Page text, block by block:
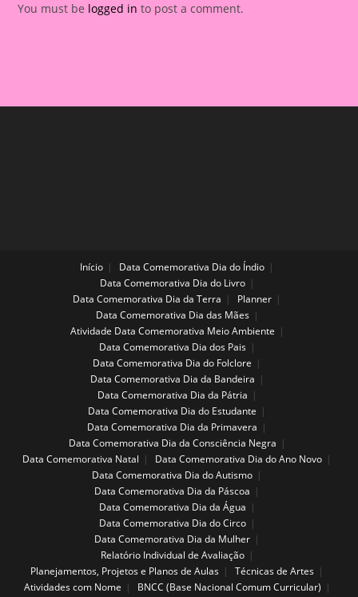
You must be logged in to post a comment.
Início
Data Comemorativa Dia do Índio
Data Comemorativa Dia do Livro
Data Comemorativa Dia da Terra
Planner
Data Comemorativa Dia das Mães
Atividade Data Comemorativa Meio Ambiente
Data Comemorativa Dia dos Pais
Data Comemorativa Dia do Folclore
Data Comemorativa Dia da Bandeira
Data Comemorativa Dia da Pátria
Data Comemorativa Dia do Estudante
Data Comemorativa Dia da Primavera
Data Comemorativa Dia da Consciência Negra
Data Comemorativa Natal
Data Comemorativa Dia do Ano Novo
Data Comemorativa Dia do Autismo
Data Comemorativa Dia da Páscoa
Data Comemorativa Dia da Água
Data Comemorativa Dia do Circo
Data Comemorativa Dia da Mulher
Relatório Individual de Avaliação
Planejamentos, Projetos e Planos de Aulas
Técnicas de Artes
Atividades com Nome
BNCC (Base Nacional Comum Curricular)